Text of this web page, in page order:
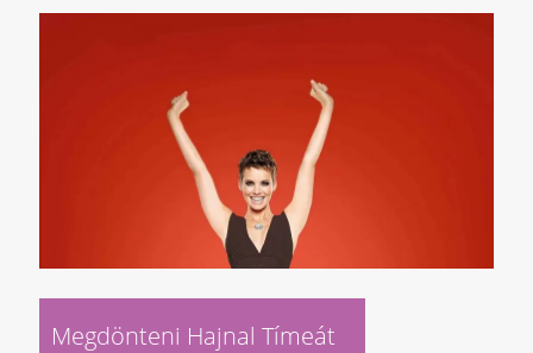
Megdönteni Hajnal Tímeát